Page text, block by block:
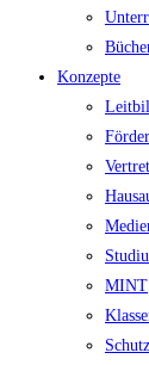
Konzepte
MINT